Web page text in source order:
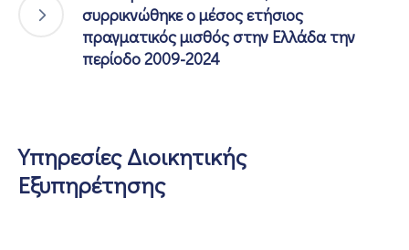
συρρικνώθηκε ο μέσος ετήσιος
πραγματικός μισθός στην Ελλάδα την
περίοδο 2009-2024
Υπηρεσίες Διοικητικής
Εξυπηρέτησης